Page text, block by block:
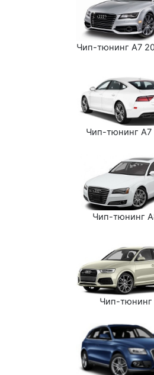
Чип-тюнинг A7
Чип-тюнинг A7
Чип-тюнинг
Чип-тюнинг